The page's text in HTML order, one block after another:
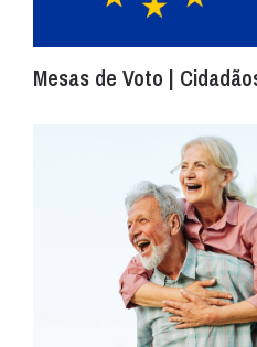
Mesas de Voto |